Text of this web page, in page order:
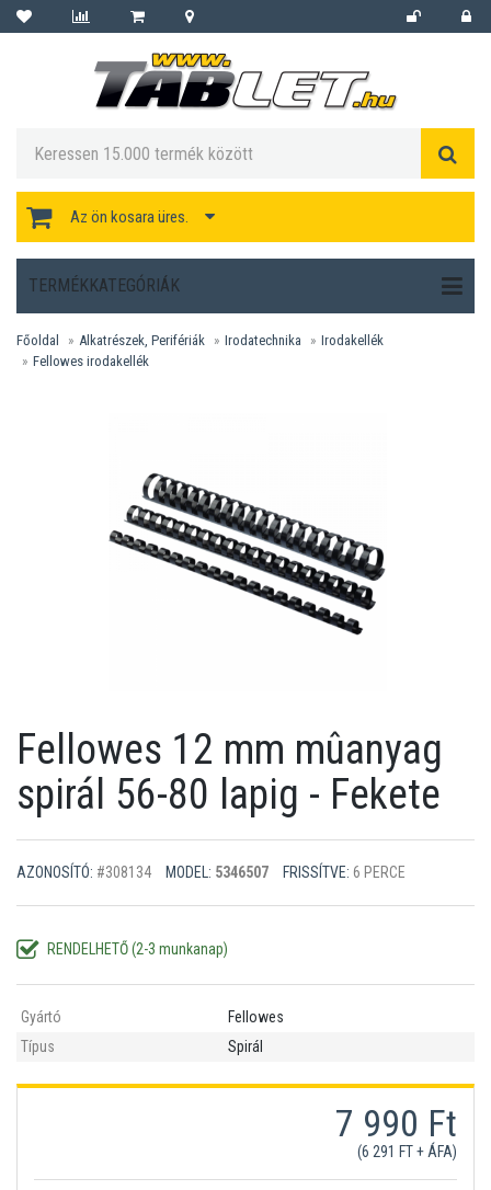
Az ön kosara üres.
TERMÉKKATEGÓRIÁK
Főoldal Alkatrészek, Perifériák Irodatechnika
Irodakellék
Fellowes irodakellék
Fellowes 12 mm mûanyag
spirál 56-80 lapig - Fekete
AZONOSÍTÓ: #308134 MODEL: 5346507 FRISSÍTVE: 6 PERCE
RENDELHETŐ (2-3 munkanap)
Gyártó
Fellowes
Típus
Spirál
7 990 Ft
(6 291 FT + ÁFA)